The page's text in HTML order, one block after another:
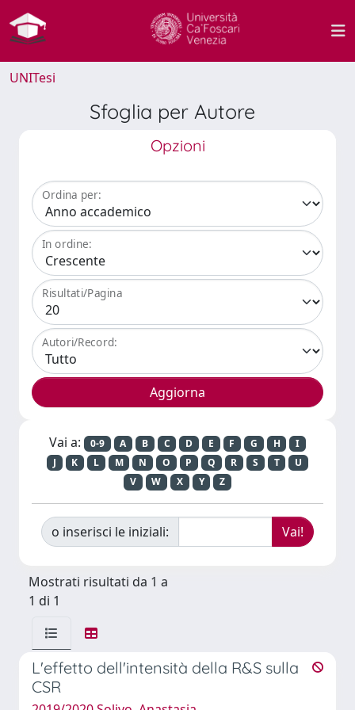
UNITesi
Sfoglia per Autore
Opzioni
Ordina per:
In ordine:
Risultati/Pagina
Autori/Record:
Vai a: 0-9 A B C D E F G H
I
J
K L M N O P Q R S T
U
V
W X Y Z
o inserisci le iniziali:
Mostrati risultati da 1 a
1 di 1
L'effetto dell'intensità della R&S sulla
CSR